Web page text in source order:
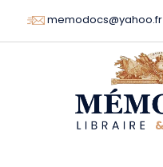
memodocs@yahoo.fr